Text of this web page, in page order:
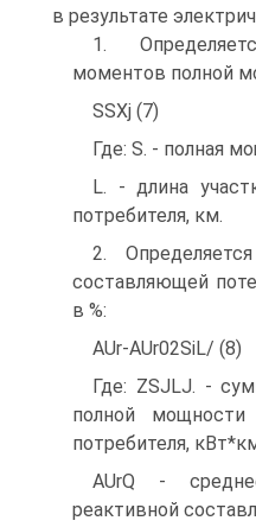
в результате
1.
моментов полной
SSXj (7)
Где: S. - полная
L. - длина
потребителя, км.
2.
составляющей
в %:
AUr-AUr02SiL/ (8)
Где: ZSJLJ. -
полной
потребителя,
AUrQ -
реактивной